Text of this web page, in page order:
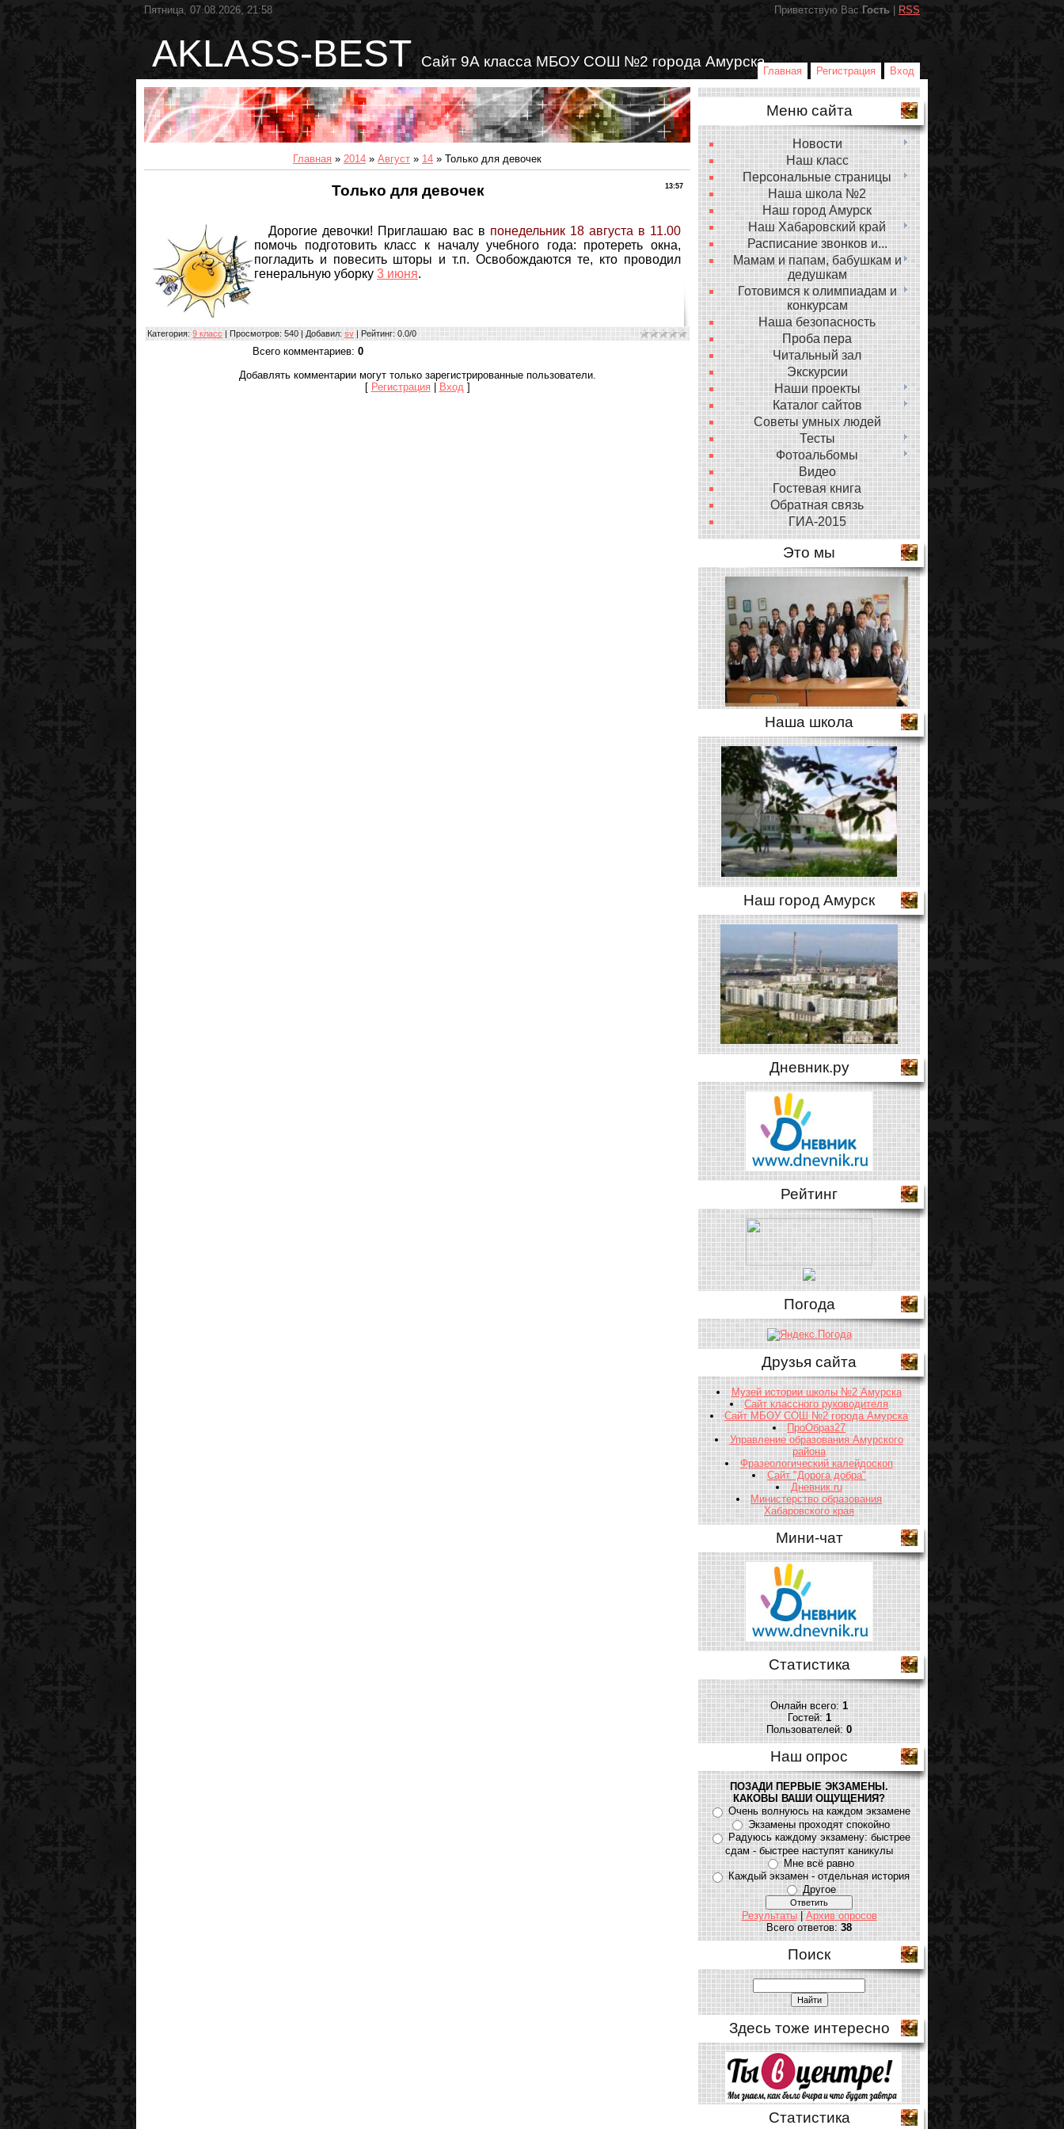
Пятница, 07.08.2026, 21:58 Приветствую Вас Гость RSS
AKLASS-BEST Сайт 9А класса МБОУ СОШ №2 города Амурска
Главная Регистрация Вход
Главная » 2014 » Август » 14 » Только для девочек
13:57
Только для девочек
Дорогие девочки! Приглашаю вас в понедельник 18 августа в 11.00
помочь подготовить класс к началу учебного года: протереть окна,
погладить и повесить шторы и т.п. Освобождаются те, кто проводил
генеральную уборку 3 июня.
Категория: 9 класс | Просмотров: 540 | Добавил: sv | Рейтинг: 0.0/0
Всего комментариев: 0
Добавлять комментарии могут только зарегистрированные пользователи.
[ Регистрация Вход ]
Меню сайта
Новости
Наш класс
Персональные страницы
Наша школа №2
Наш город Амурск
Наш Хабаровский край
Расписание звонков и...
Мамам и папам, бабушкам и
дедушкам
Готовимся к олимпиадам и
конкурсам
Наша безопасность
Проба пера
Читальный зал
Экскурсии
Наши проекты
Каталог сайтов
Советы умных людей
Тесты
Фотоальбомы
Видео
Гостевая книга
Обратная связь
ГИА-2015
Это мы
Наша школа
Наш город Амурск
Дневник.ру
Рейтинг
Погода
Друзья сайта
Музей истории школы №2 Амурска
Сайт классного руководителя
Сайт МБОУ СОШ №2 города Амурска
ПроОбраз27
Управление образования Амурского
района
Фразеологический калейдоскоп
Сайт "Дорога добра"
Дневник.ru
Министерство образования
Хабаровского края
Мини-чат
Статистика
Онлайн всего:1
Гостей:1
Пользователей:0
Наш опрос
ПОЗАДИ ПЕРВЫЕ ЭКЗАМЕНЫ.
КАКОВЫ ВАШИ ОЩУЩЕНИЯ?
Очень волнуюсь на каждом экзамене
Экзамены проходят спокойно
Радуюсь каждому экзамену: быстрее
сдам - быстрее наступят каникулы
Мне всё равно
Каждый экзамен - отдельная история
Другое
Результаты|Архив опросов
Всего ответов:38
Поиск
Здесь тоже интересно
Статистика